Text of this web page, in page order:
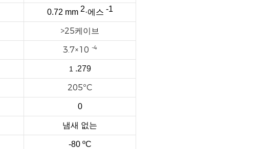
0.72 mm 2·에스 -1
>25케이브
3.7×10 -4
1 .279
205ºC
0
냄새 없는
-80 ºC